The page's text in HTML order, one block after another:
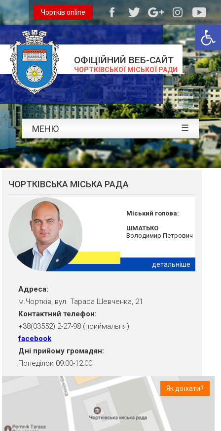
ОФІЦІЙНИЙ ВЕБ-САЙТ
ЧОРТКІВСЬКОЇ МІСЬКОЇ РАДИ
Чортків online
МЕНЮ ☰
ЧОРТКІВСЬКА МІСЬКА РАДА
Міський голова:
ШМАТЬКО
Володимир Петрович
детальніше
Адреса:
м.Чортків, вул. Тараса Шевченка, 21
Контактний телефон:
+38(03552) 2-27-98 (приймальня)
facebook
Дні прийому громадян:
Понеділок 09:00-12:00
Як доїхати?